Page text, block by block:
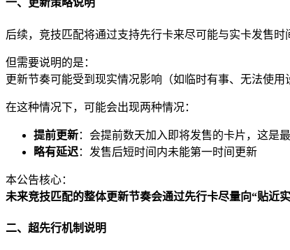
一、更新策略说明
后续，竞技匹配将通过支持先行卡来尽可能与实卡发售时
但需要说明的是：
更新节奏可能受到现实情况影响（如临时有事、无法使用
在这种情况下，可能会出现两种情况：
提前更新：会提前数天加入即将发售的卡片，这是
略有延迟：发售后短时间内未能第一时间更新
本公告核心：
未来竞技匹配的整体更新节奏会通过先行卡尽量向“贴近
二、超先行机制说明